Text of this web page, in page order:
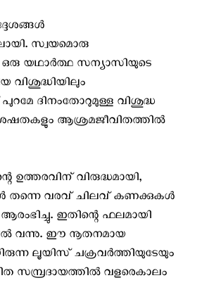
സ്വയമൊരു
ഒരു യഥാര്‍ത്ഥ സന്യാസിയുടെ
വിശുദ്ധിയിലും
പുറമേ ദിനംതോറുമുള്ള വിശുദ്ധ
ആശ്രമജീവിതത്തില്‍
ഉത്തരവിന് വിരുദ്ധമായി,
തന്നെ വരവ് ചിലവ് കണക്കുകള്‍
ഇതിന്റെ ഫലമായി
വന്നു. ഈ നൂതനമായ
ലൂയിസ് ചക്രവര്‍ത്തിയുടേയും
സമ്പ്രദായത്തില്‍ വളരെകാലം